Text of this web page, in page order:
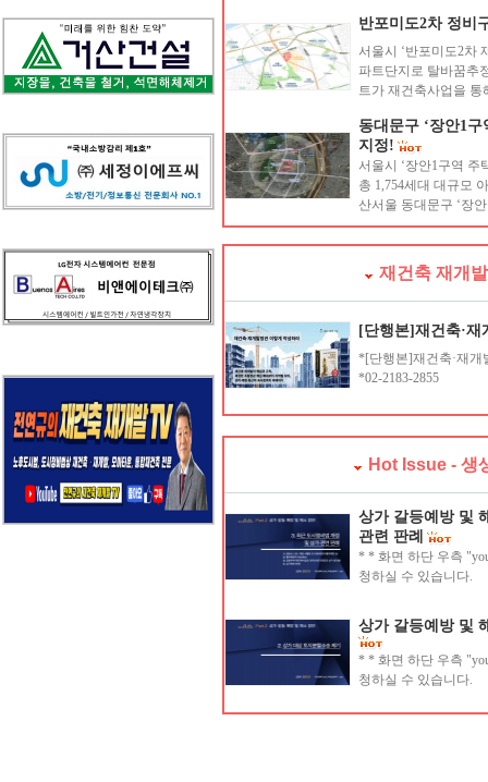
반포미도2차 정비
서울시 ‘반포미도2차
파트단지로 탈바꿈추
트가 재건축사업을 통
동대문구 ‘장안1
지정!
서울시 ‘장안1구역 주
총 1,754세대 대규모
산서울 동대문구 ‘장
재건축 재개
[단행본]재건축·
*[단행본]재건축·재개
*02-2183-2855
Hot Issue - 생
상가 갈등예방 및
관련 판례
* * 화면 하단 우측
청하실 수 있습니다.
상가 갈등예방 및
* * 화면 하단 우측
청하실 수 있습니다.